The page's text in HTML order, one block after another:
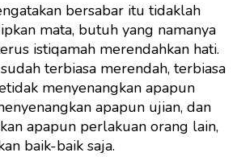
bersabar itu tidaklah
mata, butuh yang namanya
istiqamah merendahkan hati.
terbiasa merendah, terbiasa
menyenangkan apapun
apapun ujian, dan
apapun perlakuan orang lain,
baik-baik saja.